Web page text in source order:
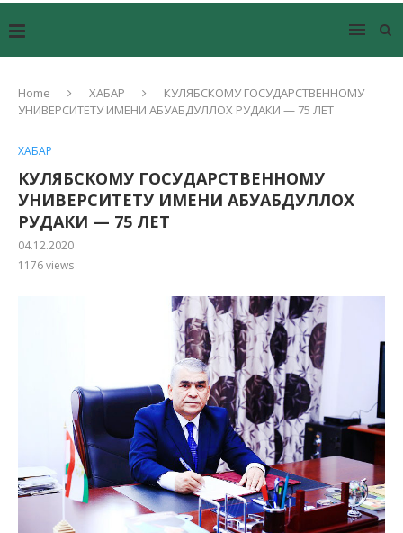
Home ХАБАР
КУЛЯБСКОМУ ГОСУДАРСТВЕННОМУ
УНИВЕРСИТЕТУ ИМЕНИ АБУАБДУЛЛОХ РУДАКИ — 75 ЛЕТ
ХАБАР
КУЛЯБСКОМУ ГОСУДАРСТВЕННОМУ
УНИВЕРСИТЕТУ ИМЕНИ АБУАБДУЛЛОХ
РУДАКИ — 75 ЛЕТ
04.12.2020
1176views